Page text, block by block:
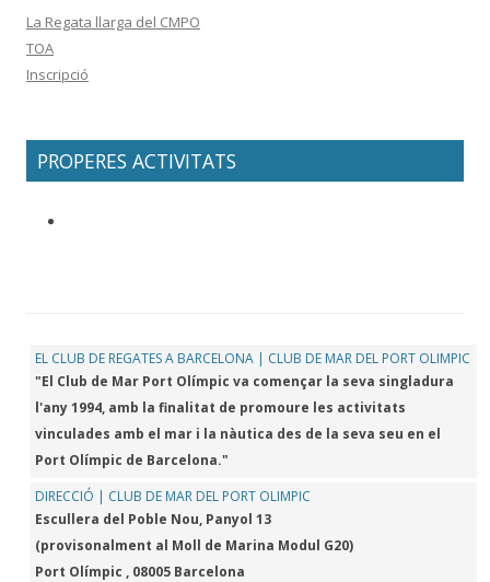
La Regata llarga del CMPO
TOA
Inscripció
PROPERES ACTIVITATS
EL CLUB DE REGATES A BARCELONA | CLUB DE MAR DEL PORT OLIMPIC
"El Club de Mar Port Olímpic va començar la seva singladura
l'any 1994, amb la finalitat de promoure les activitats
vinculades amb el mar i la nàutica des de la seva seu en el
Port Olímpic de Barcelona."
DIRECCIÓ | CLUB DE MAR DEL PORT OLIMPIC
Escullera del Poble Nou, Panyol 13
(provisonalment al Moll de Marina Modul G20)
Port Olímpic , 08005 Barcelona